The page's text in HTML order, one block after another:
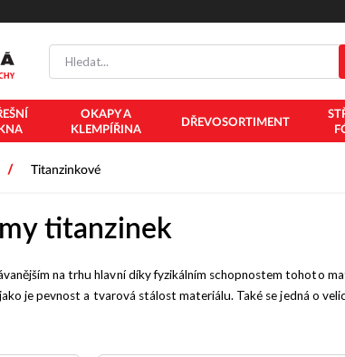
OKAPY A
KLEMPÍŘINA
DŘEVOSORTIMENT
/ Titanzinkové
titanzinek
na trhu hlavní díky fyzikálním schopnostem tohoto
je pevnost a tvarová stálost materiálu. Také se jedná o